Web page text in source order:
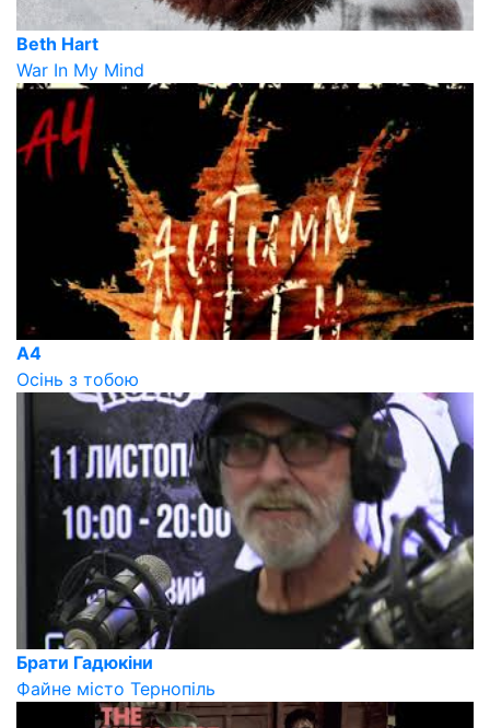
Beth Hart
War In My Mind
A4
Осінь з тобою
Брати Гадюкіни
Файне місто Тернопіль